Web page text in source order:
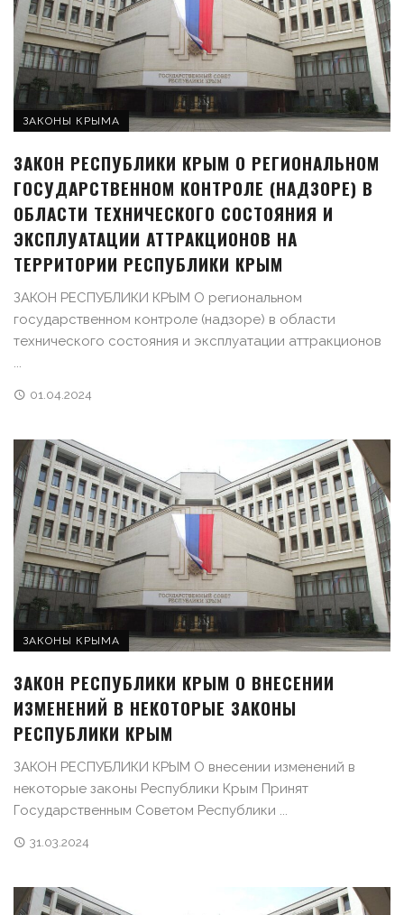
ЗАКОНЫ КРЫМА
ЗАКОН РЕСПУБЛИКИ КРЫМ О РЕГИОНАЛЬНОМ
ГОСУДАРСТВЕННОМ КОНТРОЛЕ (НАДЗОРЕ) В
ОБЛАСТИ ТЕХНИЧЕСКОГО СОСТОЯНИЯ И
ЭКСПЛУАТАЦИИ АТТРАКЦИОНОВ НА
ТЕРРИТОРИИ РЕСПУБЛИКИ КРЫМ
ЗАКОН РЕСПУБЛИКИ КРЫМ О региональном
государственном контроле (надзоре) в области
технического состояния и эксплуатации аттракционов
...
01.04.2024
ЗАКОНЫ КРЫМА
ЗАКОН РЕСПУБЛИКИ КРЫМ О ВНЕСЕНИИ
ИЗМЕНЕНИЙ В НЕКОТОРЫЕ ЗАКОНЫ
РЕСПУБЛИКИ КРЫМ
ЗАКОН РЕСПУБЛИКИ КРЫМ О внесении изменений в
некоторые законы Республики Крым Принят
Государственным Советом Республики ...
31.03.2024